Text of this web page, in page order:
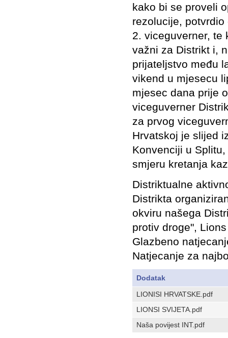
kako bi se proveli
rezolucije,
2. viceguverner, te
važni za Distrikt i,
prijateljstvo među
vikend u mjesecu
mjesec dana prije
viceguverner
za prvog
Hrvatskoj je slijed
Konvenciji u
smjeru kretanja
Distriktualne
Distrikta
okviru našega
protiv droge",
Glazbeno
Natjecanje za
Dodatak
LIONISI HRVATSKE.pdf
LIONSI SVIJETA.pdf
Naša povijest INT.pdf